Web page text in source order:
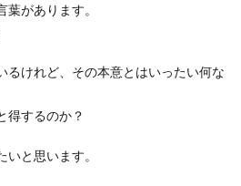
があります。
けれど、その本意とはいったい何な
するのか？
と思います。